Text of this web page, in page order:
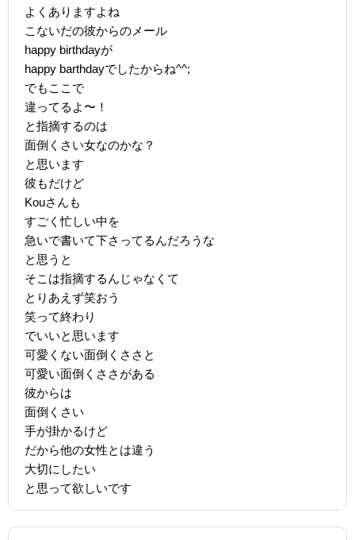
よくありますよね
こないだの彼からのメール
happy birthdayが
happy barthdayでしたからね^^;
でもここで
違ってるよ〜！
と指摘するのは
面倒くさい女なのかな？
と思います
彼もだけど
Kouさんも
すごく忙しい中を
急いで書いて下さってるんだろうな
と思うと
そこは指摘するんじゃなくて
とりあえず笑おう
笑って終わり
でいいと思います
可愛くない面倒くささと
可愛い面倒くささがある
彼からは
面倒くさい
手が掛かるけど
だから他の女性とは違う
大切にしたい
と思って欲しいです